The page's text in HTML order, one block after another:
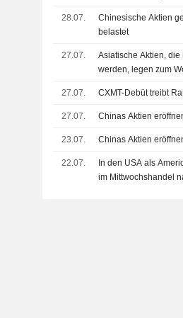
28.07.
Chinesische Aktien
belastet
27.07.
Asiatische Aktien,
werden, legen zum
27.07. CXMT-Debüt treibt
27.07. Chinas Aktien
23.07. Chinas Aktien
22.07.
In den USA als
im Mittwochshandel